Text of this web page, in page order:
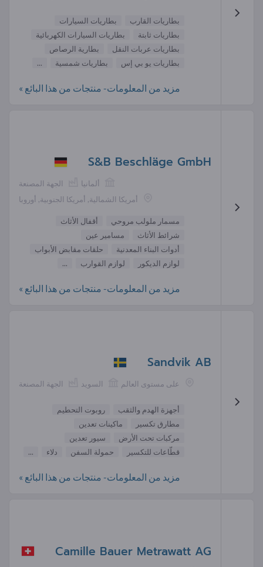
بطاريات القارب
بطاريات السيارات
بطاريات ثابتة
بطاريات السيارات الكهربائية
بطاريات عربات النقل
بطارية الرصاص
بطاريات يو بي إس
بطاريات شمسية ...
مزيد من المعلومات- منتجات من هذا البائع »
S&B Beschläge GmbH
الجهة المصنعة
ألمانيا
أمريكا الشمالية, أمريكا الجنوبية, أوروبا
مسمار ملولب مروحي
أقفال الأثاث
شرائط الأثاث
مسامير عين
أدوات البناء المعدنية
حلقات مقابض الأبواب
لوازم الديكور
لوازم القوارب ...
مزيد من المعلومات- منتجات من هذا البائع »
Sandvik AB
الجهة المصنعة السويد على مستوى العالم
أجهزة الهدم والثقب
روبوت التحطيم
مطارق تكسير
ماكينات تعدين
مركبات تحت الأرض
سيور تعدين
قطّاعات للتكسير
حمولة السفن دلاء ...
مزيد من المعلومات- منتجات من هذا البائع »
Camille Bauer Metrawatt AG